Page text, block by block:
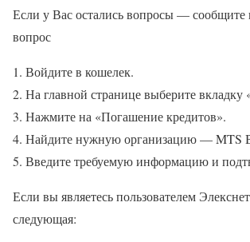
Если у Вас остались вопросы — сообщите
вопрос
Войдите в кошелек.
На главной странице выберите вкладку
Нажмите на «Погашение кредитов».
Найдите нужную организацию — MTS
Введите требуемую информацию и
Если вы являетесь пользователем
следующая: